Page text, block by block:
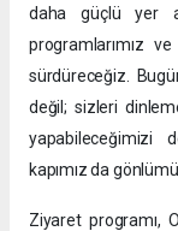
daha güçlü yer
programlarımız
sürdüreceğiz.
değil; sizleri
yapabileceğimizi
kapımız da
Ziyaret programı,